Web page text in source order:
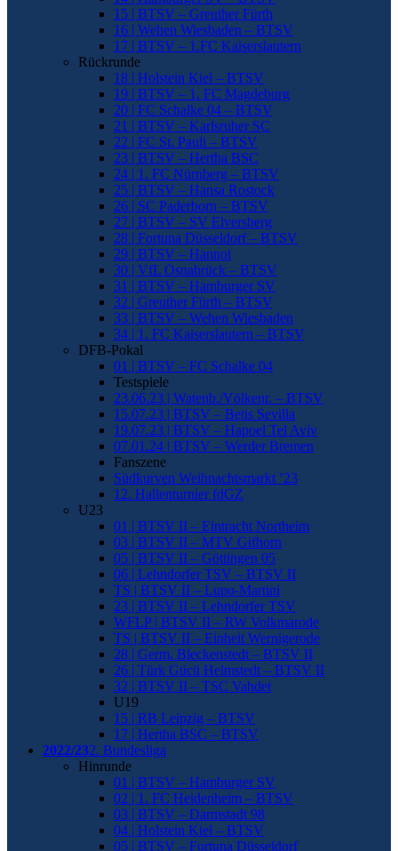
15 | BTSV – Greuther Fürth
16 | Wehen Wiesbaden – BTSV
17 | BTSV – 1.FC Kaiserslautern
Rückrunde
18 | Holstein Kiel – BTSV
19 | BTSV – 1. FC Magdeburg
20 | FC Schalke 04 – BTSV
21 | BTSV – Karlsruher SC
22 | FC St. Pauli – BTSV
23 | BTSV – Hertha BSC
24 | 1. FC Nürnberg – BTSV
25 | BTSV – Hansa Rostock
26 | SC Paderborn – BTSV
27 | BTSV – SV Elversberg
28 | Fortuna Düsseldorf – BTSV
29 | BTSV – Hannoi
30 | VfL Osnabrück – BTSV
31 | BTSV – Hamburger SV
32 | Greuther Fürth – BTSV
33 | BTSV – Wehen Wiesbaden
34 | 1. FC Kaiserslautern – BTSV
DFB-Pokal
01 | BTSV – FC Schalke 04
Testspiele
23.06.23 | Watenb./Völkenr. – BTSV
15.07.23 | BTSV – Betis Sevilla
19.07.23 | BTSV – Hapoel Tel Aviv
07.01.24 | BTSV – Werder Bremen
Fanszene
Südkurven Weihnachtsmarkt ’23
12. Hallenturnier fdGZ
U23
01 | BTSV II – Eintracht Northeim
03 | BTSV II – MTV Gifhorn
05 | BTSV II – Göttingen 05
06 | Lehndorfer TSV – BTSV II
TS | BTSV II – Lupo-Martini
23 | BTSV II – Lehndorfer TSV
WFLP | BTSV II – RW Volkmarode
TS | BTSV II – Einheit Wernigerode
28 | Germ. Bleckenstedt – BTSV II
26 | Türk Gücü Helmstedt – BTSV II
32 | BTSV II – TSC Vahdet
U19
15 | RB Leipzig – BTSV
17 | Hertha BSC – BTSV
2022/232. Bundesliga
Hinrunde
01 | BTSV – Hamburger SV
02 | 1. FC Heidenheim – BTSV
03 | BTSV – Darmstadt 98
04 | Holstein Kiel – BTSV
05 | BTSV – Fortuna Düsseldorf